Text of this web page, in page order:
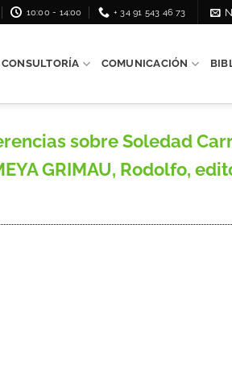
10:00 - 14:00 + 34 91 543 46 73
CONSULTORÍA COMUNICACIÓN
sobre Soledad
GRIMAU, Rodolfo,